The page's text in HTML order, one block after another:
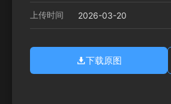
上传时间 2026-03-20
下载原图